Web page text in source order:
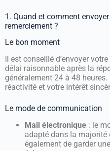
1. Quand et comment
remerciement ?
Le bon moment
Il est conseillé d’envoyer
délai raisonnable après la
généralement 24 à 48
réactivité et votre intérêt
Le mode de communication
Mail électronique : le
adapté dans la majorité
également de garder